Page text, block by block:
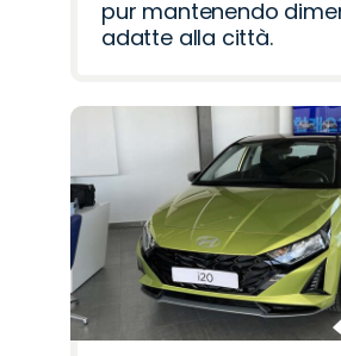
pur mantenendo
adatte alla città.